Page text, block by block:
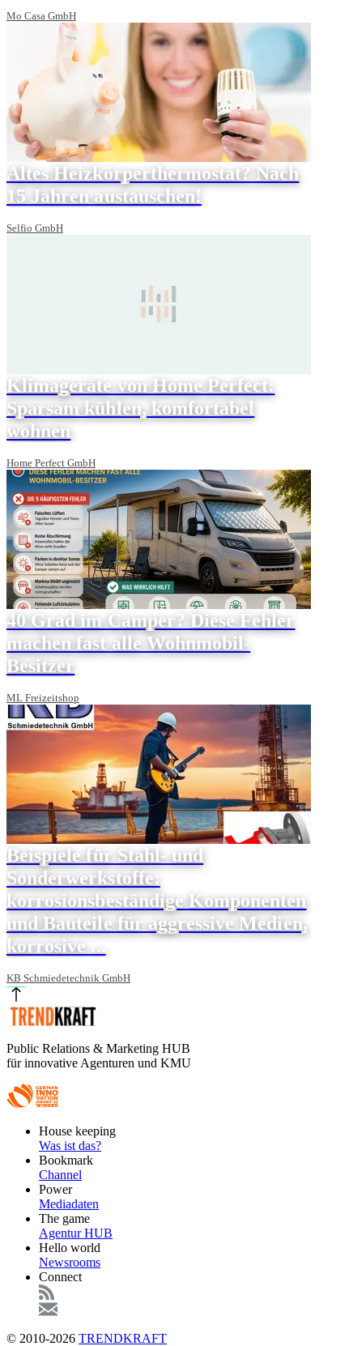
Mo Casa GmbH
Altes Heizkörperthermostat? Nach
15 Jahren austauschen!
Selfio GmbH
Klimageräte von Home Perfect:
Sparsam kühlen, komfortabel
wohnen
Home Perfect GmbH
40 Grad im Camper? Diese Fehler
machen fast alle Wohnmobil-
Besitzer
ML Freizeitshop
Beispiele für Stahl- und
Sonderwerkstoffe:
korrosionsbeständige Komponenten
und Bauteile für aggressive Medien,
korrosive ...
KB Schmiedetechnik GmbH
Public Relations & Marketing HUB
für innovative Agenturen und KMU
FooterHouse keeping
Was ist das?
Bookmark
Channel
Power
Mediadaten
The game
Agentur HUB
Hello world
Newsrooms
Connect
© 2010-2026 TRENDKRAFT